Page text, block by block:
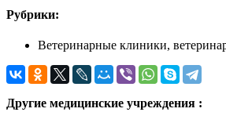
Рубрики:
Ветеринарные клиники,
Другие медицинские учреждения :